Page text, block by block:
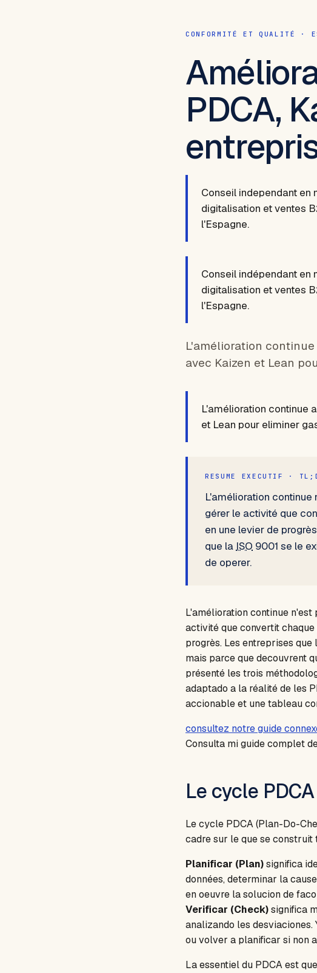
CONFORMITÉ ET QUALITÉ ·
PDCA,
Conseil independant en
digitalisation et ventes
l'Espagne.
Conseil indépendant en
digitalisation et ventes
l'Espagne.
L'amélioration
avec Kaizen et Lean
L'amélioration continue
et Lean pour eliminer
RESUME EXECUTIF ·
L'amélioration
gérer le activité que
en une levier de
que la ISO 9001 se le
de operer.
L'amélioration continue
activité que convertit
progrès. Les entreprises
mais parce que decouvrent
présenté les trois
adaptado a la réalité de les
accionable et une tableau
consultez notre guide
Consulta mi guide complet
Le cycle
Le cycle PDCA (Plan-Do-
cadre sur le que se
Planificar (Plan)significa
données, determinar la
en oeuvre la solucion de
Verificar (Check)significa
analizando les desviaciones.
ou volver a planificar si non
La essentiel du PDCA est